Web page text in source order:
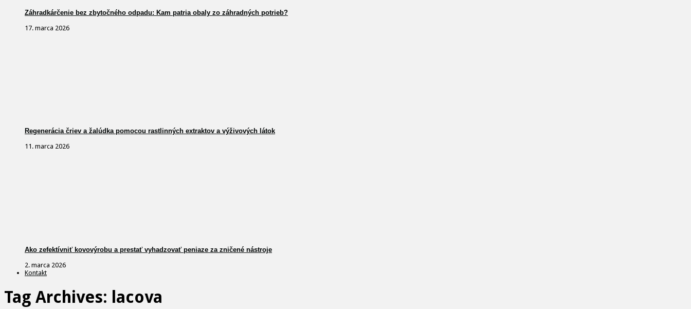
Záhradkárčenie bez zbytočného odpadu: Kam patria obaly zo záhradných potrieb?
17. marca 2026
Regenerácia čriev a žalúdka pomocou rastlinných extraktov a výživových látok
11. marca 2026
Ako zefektívniť kovovýrobu a prestať vyhadzovať peniaze za zničené nástroje
2. marca 2026
Kontakt
Tag Archives: lacova